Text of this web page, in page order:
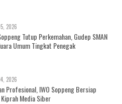
2026
Tutup Perkemahan, Gudep SMAN
Umum Tingkat Penegak
2026
Profesional, IWO Soppeng Bersiap
Kiprah Media Siber